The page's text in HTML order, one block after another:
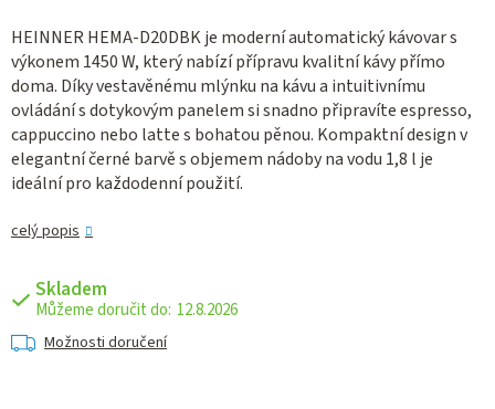
HEINNER HEMA-D20DBK je moderní automatický kávovar s
výkonem 1450 W, který nabízí přípravu kvalitní kávy přímo
doma. Díky vestavěnému mlýnku na kávu a intuitivnímu
ovládání s dotykovým panelem si snadno připravíte espresso,
cappuccino nebo latte s bohatou pěnou. Kompaktní design v
elegantní černé barvě s objemem nádoby na vodu 1,8 l je
ideální pro každodenní použití.
celý popis
Skladem
12.8.2026
Možnosti doručení